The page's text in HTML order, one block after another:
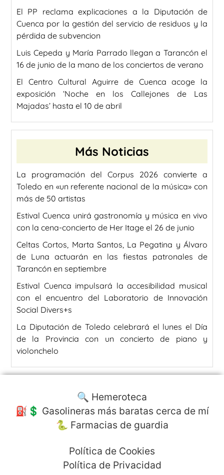
El PP reclama explicaciones a la Diputación de
Cuenca por la gestión del servicio de residuos y la
pérdida de subvencion
Luis Cepeda y María Parrado llegan a Tarancón el
16 de junio de la mano de los conciertos de verano
El Centro Cultural Aguirre de Cuenca acoge la
exposición ‘Noche en los Callejones de Las
Majadas’ hasta el 10 de abril
Más Noticias
La programación del Corpus 2026 convierte a
Toledo en «un referente nacional de la música» con
más de 50 artistas
Estival Cuenca unirá gastronomía y música en vivo
con la cena-concierto de Her Itage el 26 de junio
Celtas Cortos, Marta Santos, La Pegatina y Álvaro
de Luna actuarán en las fiestas patronales de
Tarancón en septiembre
Estival Cuenca impulsará la accesibilidad musical
con el encuentro del Laboratorio de Innovación
Social Divers+s
La Diputación de Toledo celebrará el lunes el Día
de la Provincia con un concierto de piano y
violonchelo
🔍 Hemeroteca
⛽️💲 Gasolineras más baratas cerca de mí
🐍 Farmacias de guardia
Política de Cookies
Política de Privacidad